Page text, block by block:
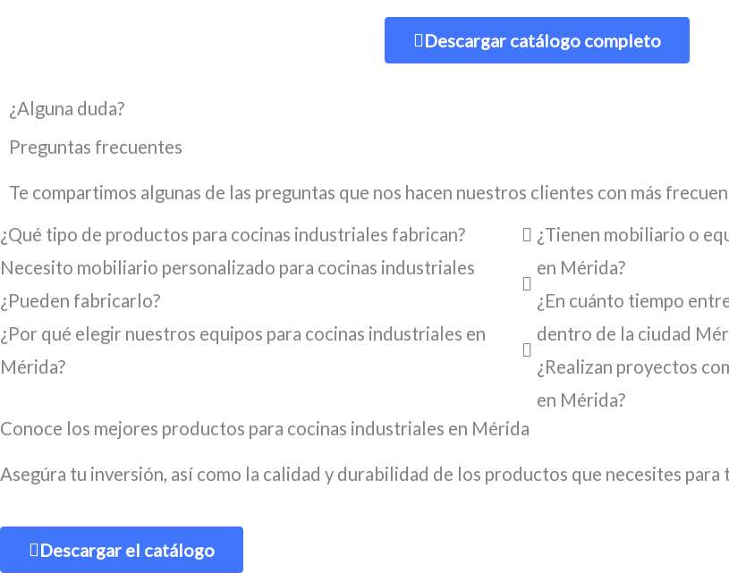
Descargar catálogo completo
¿Alguna duda?
Preguntas frecuentes
Te compartimos algunas de las preguntas que nos hacen nuestros clientes con más
¿Qué tipo de productos para cocinas industriales fabrican?
Necesito mobiliario personalizado para cocinas industriales
¿Pueden fabricarlo?
¿Por qué elegir nuestros equipos para cocinas industriales en
Mérida?
¿Tienen mobiliario o
en Mérida?
¿En cuánto tiempo
dentro de la ciudad
¿Realizan proyectos
en Mérida?
Conoce los mejores productos para cocinas industriales en Mérida
Asegúra tu inversión, así como la calidad y durabilidad de los productos que necesites para
Descargar el catálogo